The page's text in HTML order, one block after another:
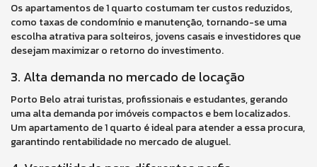
Os apartamentos de 1 quarto costumam ter custos reduzidos,
como taxas de condomínio e manutenção, tornando-se uma
escolha atrativa para solteiros, jovens casais e investidores que
desejam maximizar o retorno do investimento.
3. Alta demanda no mercado de locação
Porto Belo atrai turistas, profissionais e estudantes, gerando
uma alta demanda por imóveis compactos e bem localizados.
Um apartamento de 1 quarto é ideal para atender a essa procura,
garantindo rentabilidade no mercado de aluguel.